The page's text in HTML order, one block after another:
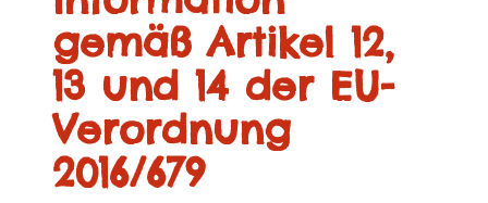
gemäß Artikel 12,
13 und 14 der EU-
Verordnung
2016/679